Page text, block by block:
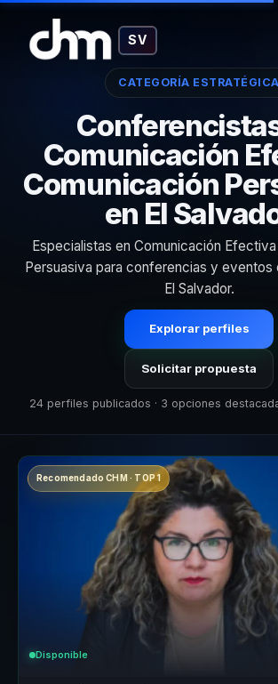
SV
CATEGORÍA ESTRATÉGICA
Comunicación
Comunicación
en El
Especialistas en Comunicación
Persuasiva para conferencias y eventos
El Salvador.
Explorar perfiles
Solicitar propuesta
24 perfiles publicados · 3 opciones
Recomendado CHM · TOP 1
Disponible